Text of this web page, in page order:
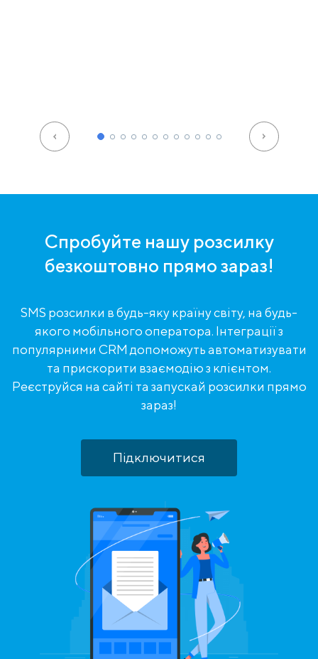
Спробуйте нашу розсилку
безкоштовно прямо зараз!
SMS розсилки в будь-яку країну світу, на будь-
якого мобільного оператора. Інтеграції з
популярними CRM допоможуть автоматизувати
та прискорити взаємодію з клієнтом.
Реєструйся на сайті та запускай розсилки прямо
зараз!
Підключитися